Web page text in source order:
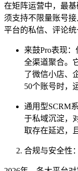
在矩阵运营中，最
须支持不限量账号
平台的私信、评论统
来鼓Pro表现
全渠道聚合。
了微信小店、
50个账号时，
通用型SCRM
于私域沉淀，
取存在延迟，
合规与安全性